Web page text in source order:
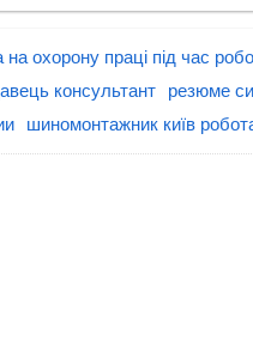
на охорону праці під час
консультант
резюме
шиномонтажник київ